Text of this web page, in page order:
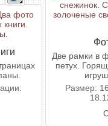
Две рамки в
петух.
Размер: